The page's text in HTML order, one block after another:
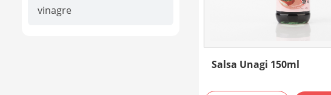
vinagre
Salsa Unagi 150ml